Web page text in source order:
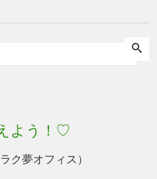
よう！♡
ク夢オフィス）